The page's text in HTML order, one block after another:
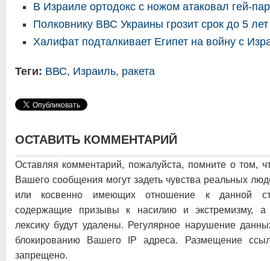
В Израиле ортодокс с ножом атаковал гей-
Полковнику ВВС Украины грозит срок до 5
Халифат подталкивает Египет на войну с
Теги: ВВС, Израиль, ракета
ОСТАВИТЬ КОММЕНТАРИЙ
Оставляя комментарий, пожалуйста, помните о том,
Вашего сообщения могут задеть чувства реальных
или косвенно имеющих отношение к данной
содержащие призывы к насилию и экстремизму, а
лексику будут удалены. Регулярное нарушение
блокированию Вашего IP адреса. Размещение
запрещено.